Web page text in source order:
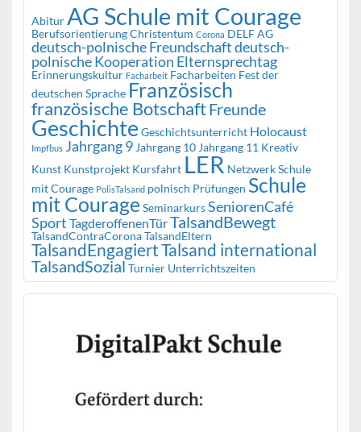
Abitur AG Schule mit Courage
BerufsorientierungChristentum Corona DELF AG
deutsch-polnische Freundschaftdeutsch-
polnische Kooperation Elternsprechtag
Erinnerungskultur Facharbeit Facharbeiten Fest der
deutschen Sprache Französisch
französische BotschaftFreunde
Geschichte Geschichtsunterricht Holocaust
Impfbus Jahrgang 9 Jahrgang 10 Jahrgang 11 Kreativ
Kunst Kunstprojekt Kursfahrt LER Netzwerk Schule
mit Courage PolisTalsand polnisch Prüfungen Schule
mit Courage SeminarkursSeniorenCafé
Sport TagderoffenenTürTalsandBewegt
TalsandContraCoronaTalsandEltern
TalsandEngagiertTalsand international
TalsandSozial Turnier Unterrichtszeiten